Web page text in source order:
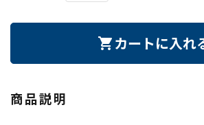
shopping_cart カートに入れ
商品説明